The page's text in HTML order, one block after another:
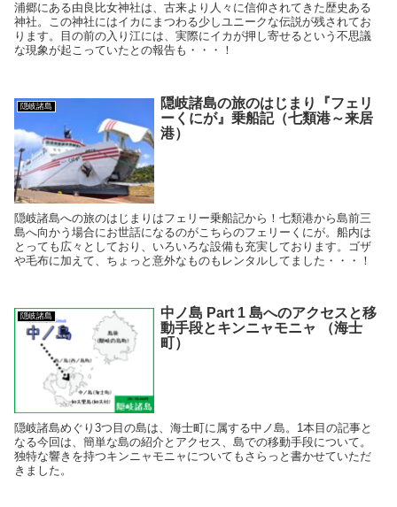
浦郷にある由良比女神社は、古来より人々に信仰されてきた歴史ある
神社。この神社にはイカにまつわる少しユニークな伝説が残されてお
ります。目の前の入り江には、実際にイカが押し寄せるという不思議
な現象が起こっていたとの報告も・・・！
隠岐諸島
隠岐諸島の旅のはじまり『フェリ
ーくにが』乗船記（七類港～来居
港）
隠岐諸島への旅のはじまりはフェリー乗船記から！七類港から島前三
島へ向かう場合にお世話になるのがこちらのフェリーくにが。船内は
とっても広々としており、いろいろな設備も充実しております。ゴザ
や毛布に加えて、ちょっと意外なものもレンタルしてました・・・！
隠岐諸島
中ノ島 Part 1 島へのアクセスと移
動手段とキンニャモニャ （海士
町）
隠岐諸島めぐり3つ目の島は、海士町に属する中ノ島。1本目の記事と
なる今回は、簡単な島の紹介とアクセス、島での移動手段について。
独特な響きを持つキンニャモニャについてもさらっと書かせていただ
きました。